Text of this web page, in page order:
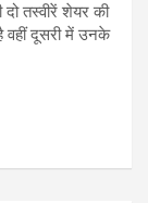
तस्वीरें शेयर की
वहीं दूसरी में उनके